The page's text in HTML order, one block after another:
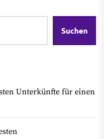
Suchen
Unterkünfte für einen